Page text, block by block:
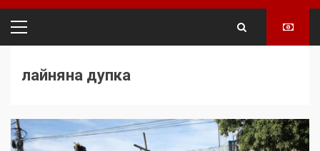
Primary
лайняна дупка